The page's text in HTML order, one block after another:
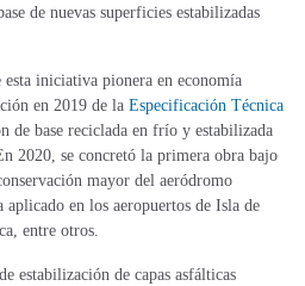
de nuevas superficies estabilizadas
esta iniciativa pionera en economía
en 2019 de la Especificación Técnica
de base reciclada en frío y estabilizada
2020, se concretó la primera obra bajo
mayor del aeródromo
aplicado en los aeropuertos de Isla de
entre otros.
estabilización de capas asfálticas